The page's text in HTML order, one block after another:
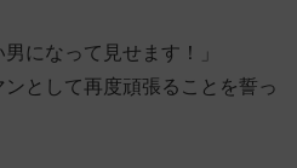
になって見せます！」
として再度頑張ることを誓っ